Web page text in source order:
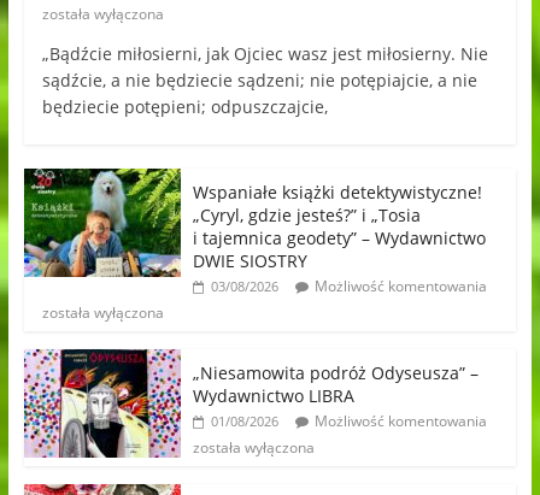
została wyłączona
„Bądźcie miłosierni, jak Ojciec wasz jest miłosierny. Nie
sądźcie, a nie będziecie sądzeni; nie potępiajcie, a nie
będziecie potępieni; odpuszczajcie,
Wspaniałe książki detektywistyczne!
„Cyryl, gdzie jesteś?” i „Tosia
i tajemnica geodety” – Wydawnictwo
DWIE SIOSTRY
03/08/2026
Możliwość komentowania
została wyłączona
„Niesamowita podróż Odyseusza” –
Wydawnictwo LIBRA
01/08/2026
Możliwość komentowania
została wyłączona